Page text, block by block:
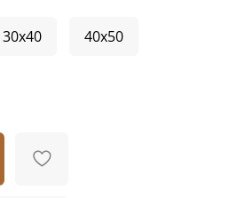
30x40 40x50